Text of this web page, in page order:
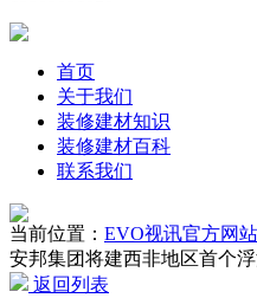
首页
关于我们
装修建材知识
装修建材百科
联系我们
当前位置： EVO视讯官方网站
安邦集团将建西非地区首个
返回列表